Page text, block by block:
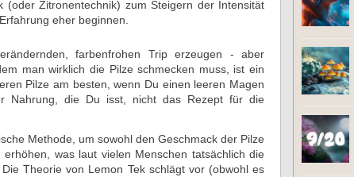
(oder Zitronentechnik) zum Steigern der Intensität
eher beginnen.
farbenfrohen Trip erzeugen - aber
man wirklich die Pilze schmecken muss, ist ein
Pilze am besten, wenn Du einen leeren Magen
Nahrung, die Du isst, nicht das Rezept für die
Methode, um sowohl den Geschmack der Pilze
was laut vielen Menschen tatsächlich die
Theorie von Lemon Tek schlägt vor (obwohl es